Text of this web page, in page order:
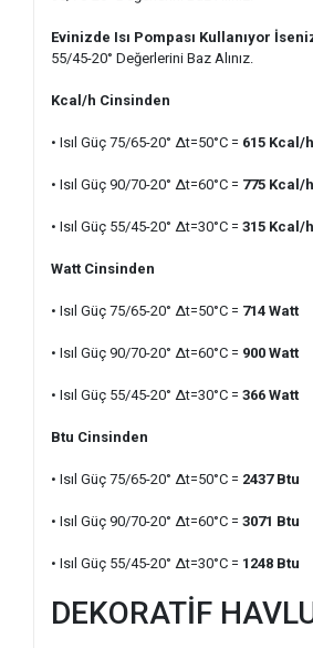
Evinizde Isı Pompası Kullanıyor
55/45-20° Değerlerini Baz Alınız.
Kcal/h Cinsinden
• Isıl Güç 75/65-20° ∆t=50°C = 615 Kcal/h
• Isıl Güç 90/70-20° ∆t=60°C = 775 Kcal/h
• Isıl Güç 55/45-20° ∆t=30°C =315 Kcal/h
Watt Cinsinden
• Isıl Güç 75/65-20° ∆t=50°C = 714 Watt
• Isıl Güç 90/70-20° ∆t=60°C = 900 Watt
• Isıl Güç 55/45-20° ∆t=30°C =366 Watt
Btu Cinsinden
• Isıl Güç 75/65-20° ∆t=50°C = 2437 Btu
• Isıl Güç 90/70-20° ∆t=60°C =3071 Btu
• Isıl Güç 55/45-20° ∆t=30°C = 1248 Btu
DEKORATİF